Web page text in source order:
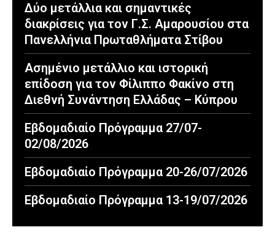
Δύο μετάλλια και σημαντικές
διακρίσεις για τον Γ.Σ. Αμαρουσίου στα
Πανελλήνια Πρωταθλήματα Στίβου
Ασημένιο μετάλλιο και ιστορική
επίδοση για τον Φίλιππο Φακίνο στη
Διεθνή Συνάντηση Ελλάδας – Κύπρου
Εβδομαδιαίο Πρόγραμμα 27/07-
02/08/2026
Εβδομαδιαίο Πρόγραμμα 20-26/07/2026
Εβδομαδιαίο Πρόγραμμα 13-19/07/2026